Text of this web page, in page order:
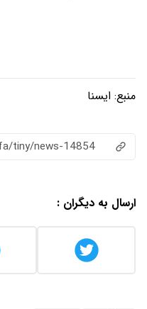
منبع: ایسنا
tiny/news-14854
ارسال به دیگران :